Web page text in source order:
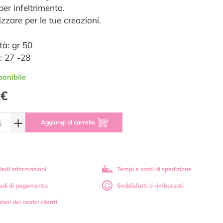
infeltrimento.
per le tue creazioni.
gr 50
27 -28
+ Aggiungi al carrello
informazioni Tempi e costi di spedizione
di pagamento Soddisfatti o rimborsati
dei nostri clienti